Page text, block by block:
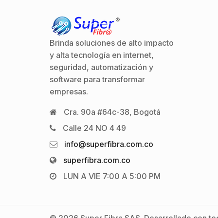
Brinda soluciones de alto impacto
y alta tecnología en internet,
seguridad, automatización y
software para transformar
empresas.
Cra. 90a #64c-38, Bogotá
Calle 24 NO 4 49
info@superfibra.com.co
superfibra.com.co
LUN A VIE 7:00 A 5:00 PM